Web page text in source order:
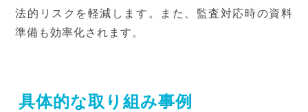
法的リスクを軽減します。また、監査対応時の資料
準備も効率化されます。
具体的な取り組み事例